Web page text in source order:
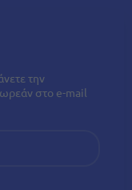
την
στο e-mail